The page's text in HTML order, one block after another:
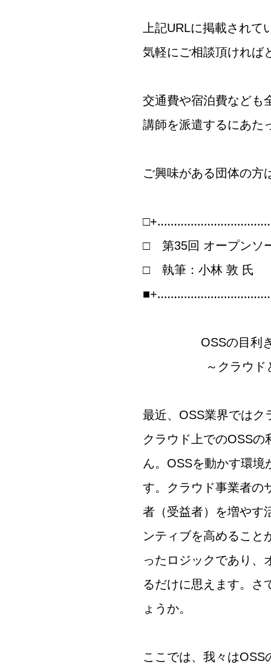
上記URLに掲載され
気軽にご相談頂ければ
交通費や宿泊費なども
講師を派遣するにあた
ご興味がある団体の方
□ 第35回 オープンソ
□ 執筆：小林 敦 氏
OSSの目利きを
～クラウドと
最近、OSS業界ではク
クラウド上でのOSS
ん。OSSを動かす環
す。クラウド事業者の
者（受益者）を増やす
ンティブを高めること
ったロジックであり、
るだけに思えます。さ
ょうか。
ここでは、我々は